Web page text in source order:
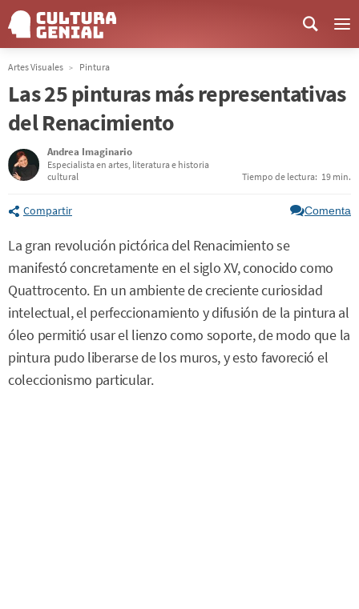
Artes Visuales Pintura
Las 25 pinturas más representativas
del Renacimiento
Andrea Imaginario
Especialista en artes, literatura e historia
cultural
Tiempo de lectura: 19 min.
Compartir Comenta
La gran revolución pictórica del Renacimiento se
manifestó concretamente en el siglo XV, conocido como
Quattrocento. En un ambiente de creciente curiosidad
intelectual, el perfeccionamiento y difusión de la pintura al
óleo permitió usar el lienzo como soporte, de modo que la
pintura pudo liberarse de los muros, y esto favoreció el
coleccionismo particular.